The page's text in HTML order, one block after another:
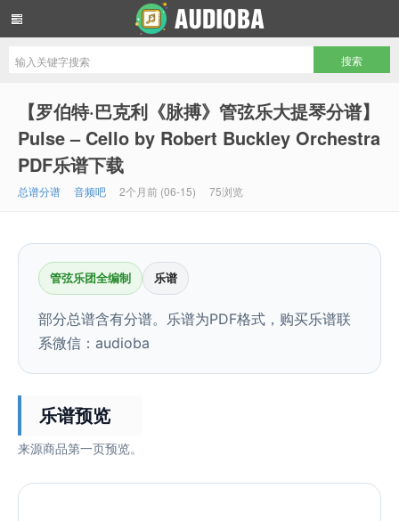
【罗伯特·巴克利《脉搏》管弦乐大提琴分谱】
Pulse – Cello by Robert Buckley Orchestra
PDF乐谱下载
总谱分谱 音频吧 2个月前 (06-15) 75浏览
管弦乐团全编制 乐谱
部分总谱含有分谱。乐谱为PDF格式，购买乐谱联
系微信：audioba
乐谱预览
来源商品第一页预览。